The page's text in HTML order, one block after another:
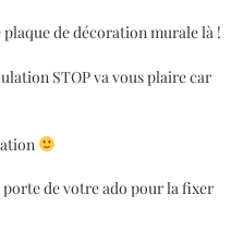
de décoration murale là !
STOP va vous plaire car
porte de votre ado pour la fixer